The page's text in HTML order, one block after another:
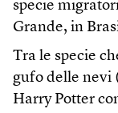
specie
Grande, in
Tra le specie
gufo delle nevi (
Harry Potter